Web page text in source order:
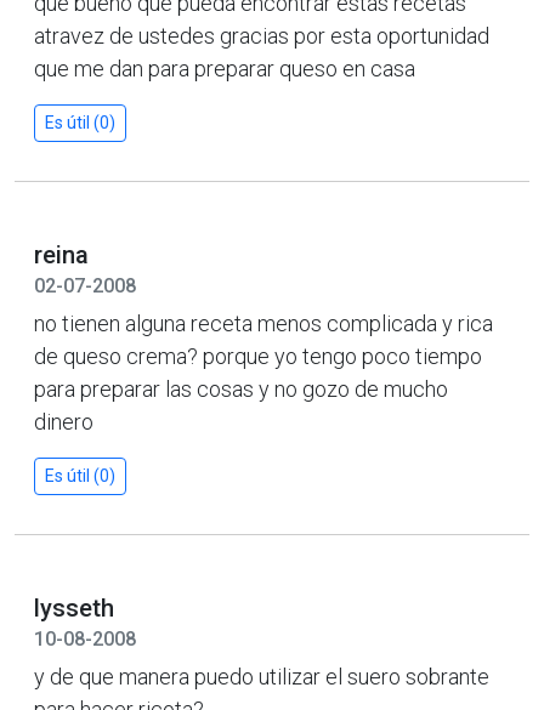
atravez de ustedes gracias por esta oportunidad
que me dan para preparar queso en casa
Es útil (0)
reina
02-07-2008
no tienen alguna receta menos complicada y rica
de queso crema? porque yo tengo poco tiempo
para preparar las cosas y no gozo de mucho
dinero
Es útil (0)
lysseth
10-08-2008
y de que manera puedo utilizar el suero sobrante